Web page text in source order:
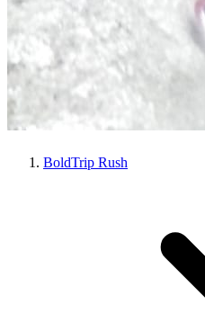
BoldTrip Rush